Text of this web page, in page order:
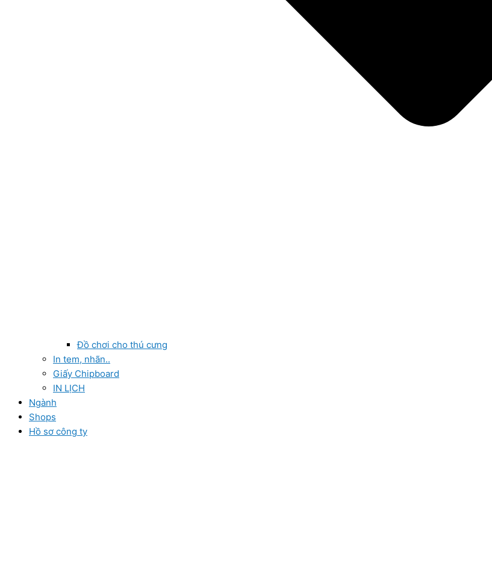
Đồ chơi cho thú cưng
In tem, nhãn..
Giấy Chipboard
IN LỊCH
Ngành
Shops
Hồ sơ công ty